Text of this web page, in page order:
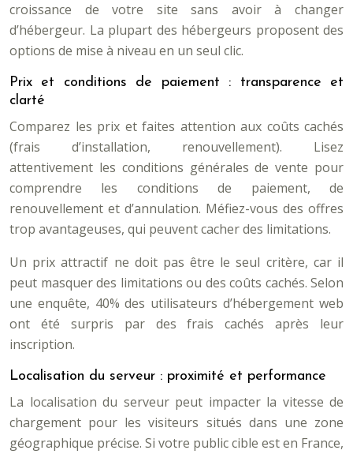
croissance de votre site sans avoir à changer
d’hébergeur. La plupart des hébergeurs proposent des
options de mise à niveau en un seul clic.
Prix et conditions de paiement : transparence et
clarté
Comparez les prix et faites attention aux coûts cachés
(frais d’installation, renouvellement). Lisez
attentivement les conditions générales de vente pour
comprendre les conditions de paiement, de
renouvellement et d’annulation. Méfiez-vous des offres
trop avantageuses, qui peuvent cacher des limitations.
Un prix attractif ne doit pas être le seul critère, car il
peut masquer des limitations ou des coûts cachés. Selon
une enquête, 40% des utilisateurs d’hébergement web
ont été surpris par des frais cachés après leur
inscription.
Localisation du serveur : proximité et performance
La localisation du serveur peut impacter la vitesse de
chargement pour les visiteurs situés dans une zone
géographique précise. Si votre public cible est en France,